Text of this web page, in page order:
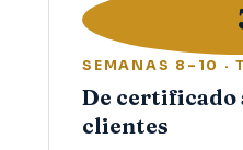
SEMANAS 8–10 ·
De certificado
clientes